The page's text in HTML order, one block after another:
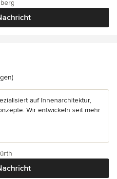
5 von 5 Sternen
auf Innenarchitektur,
Wir entwickeln seit mehr